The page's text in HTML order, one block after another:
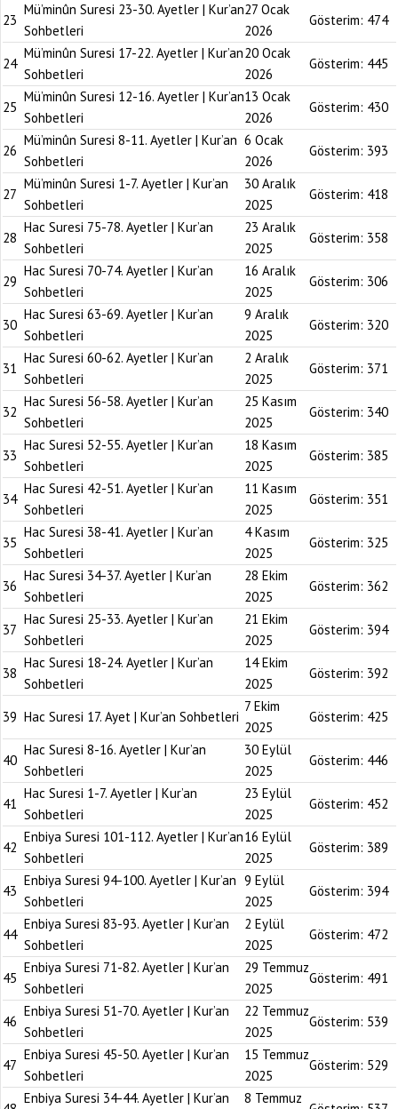
23
Mü’minûn Suresi 23-30. Ayetler | Kur’an
Sohbetleri
27 Ocak
2026
Gösterim: 474
24
Mü’minûn Suresi 17-22. Ayetler | Kur’an
Sohbetleri
20 Ocak
2026
Gösterim: 445
25
Mü’minûn Suresi 12-16. Ayetler | Kur’an
Sohbetleri
13 Ocak
2026
Gösterim: 430
26
Mü’minûn Suresi 8-11. Ayetler | Kur’an
Sohbetleri
6 Ocak
2026
Gösterim: 393
27
Mü’minûn Suresi 1-7. Ayetler | Kur’an
Sohbetleri
30 Aralık
2025
Gösterim: 418
28
Hac Suresi 75-78. Ayetler | Kur’an
Sohbetleri
23 Aralık
2025
Gösterim: 358
29
Hac Suresi 70-74. Ayetler | Kur’an
Sohbetleri
16 Aralık
2025
Gösterim: 306
30
Hac Suresi 63-69. Ayetler | Kur’an
Sohbetleri
9 Aralık
2025
Gösterim: 320
31
Hac Suresi 60-62. Ayetler | Kur’an
Sohbetleri
2 Aralık
2025
Gösterim: 371
32
Hac Suresi 56-58. Ayetler | Kur’an
Sohbetleri
25 Kasım
2025
Gösterim: 340
33
Hac Suresi 52-55. Ayetler | Kur’an
Sohbetleri
18 Kasım
2025
Gösterim: 385
34
Hac Suresi 42-51. Ayetler | Kur’an
Sohbetleri
11 Kasım
2025
Gösterim: 351
35
Hac Suresi 38-41. Ayetler | Kur’an
Sohbetleri
4 Kasım
2025
Gösterim: 325
36
Hac Suresi 34-37. Ayetler | Kur’an
Sohbetleri
28 Ekim
2025
Gösterim: 362
37
Hac Suresi 25-33. Ayetler | Kur’an
Sohbetleri
21 Ekim
2025
Gösterim: 394
38
Hac Suresi 18-24. Ayetler | Kur’an
Sohbetleri
14 Ekim
2025
Gösterim: 392
39 Hac Suresi 17. Ayet | Kur’an Sohbetleri
7 Ekim
2025
Gösterim: 425
40
Hac Suresi 8-16. Ayetler | Kur’an
Sohbetleri
30 Eylül
2025
Gösterim: 446
41
Hac Suresi 1-7. Ayetler | Kur’an
Sohbetleri
23 Eylül
2025
Gösterim: 452
42
Enbiya Suresi 101-112. Ayetler | Kur’an
Sohbetleri
16 Eylül
2025
Gösterim: 389
43
Enbiya Suresi 94-100. Ayetler | Kur’an
Sohbetleri
9 Eylül
2025
Gösterim: 394
44
Enbiya Suresi 83-93. Ayetler | Kur’an
Sohbetleri
2 Eylül
2025
Gösterim: 472
45
Enbiya Suresi 71-82. Ayetler | Kur’an
Sohbetleri
29 Temmuz
2025
Gösterim: 491
46
Enbiya Suresi 51-70. Ayetler | Kur’an
Sohbetleri
22 Temmuz
2025
Gösterim: 539
47
Enbiya Suresi 45-50. Ayetler | Kur’an
Sohbetleri
15 Temmuz
2025
Gösterim: 529
Enbiya Suresi 34-44. Ayetler | Kur’an 8 Temmuz